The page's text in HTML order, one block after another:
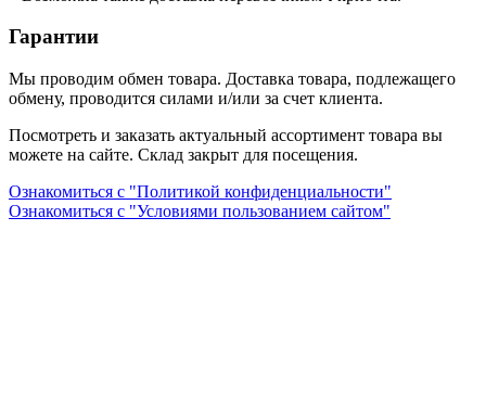
Гарантии
Мы проводим обмен товара. Доставка товара, подлежащего
обмену, проводится силами и/или за счет клиента.
Посмотреть и заказать актуальный ассортимент товара вы
можете на сайте. Склад закрыт для посещения.
Ознакомиться с "Политикой конфиденциальности"
Ознакомиться с "Условиями пользованием сайтом"